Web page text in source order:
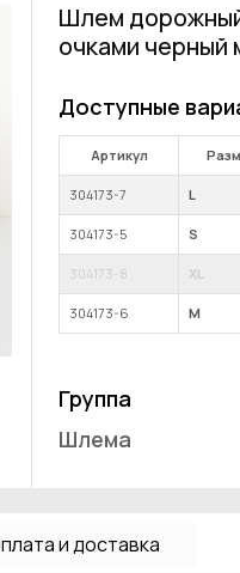
Шлем
очками черный
Доступные
Артикул
304173-7 L
304173-5 S
304173-8 XL
304173-6 M
Группа
Шлема
и доставка